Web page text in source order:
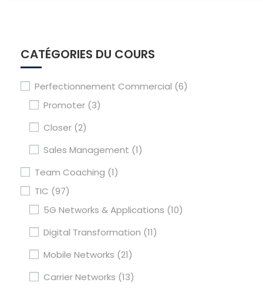
CATÉGORIES DU COURS
Perfectionnement Commercial (6)
Promoter (3)
Closer (2)
Sales Management (1)
Team Coaching (1)
TIC (97)
5G Networks & Applications (10)
Digital Transformation (11)
Mobile Networks (21)
Carrier Networks (13)